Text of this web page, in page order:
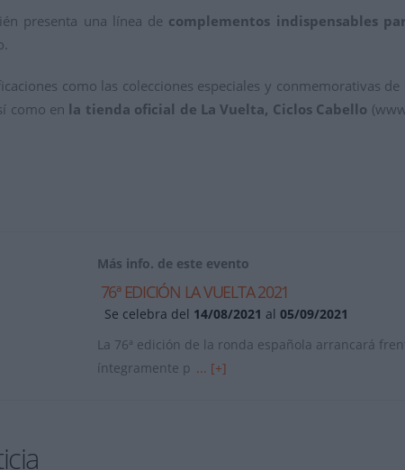
presenta una línea de complementos indispensables
como las colecciones especiales y conmemorativas
como en la tienda oficial de La Vuelta, Ciclos Cabello
Más info. de este evento
76ª EDICIÓN LA VUELTA 2021
Se celebra del 14/08/2021 al 05/09/2021
La 76ª edición de la ronda española arrancará
íntegramente p ... [+]